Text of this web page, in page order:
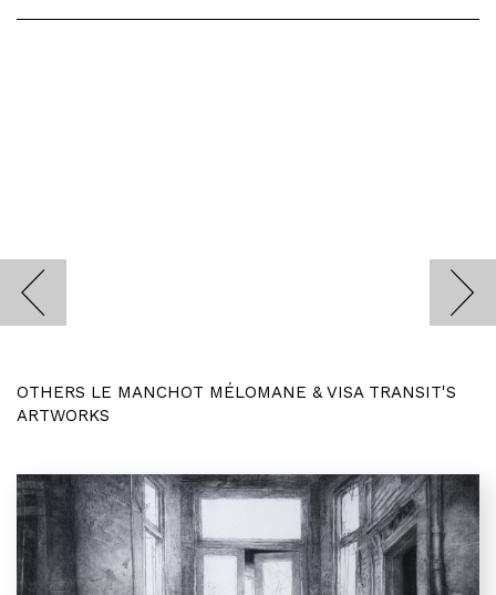
OTHERS LE MANCHOT MÉLOMANE & VISA TRANSIT'S
ARTWORKS